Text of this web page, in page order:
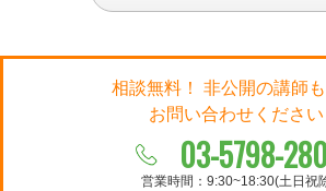
相談無料！ 非公開の講師も
お問い合わせください
03-5798-
営業時間：9:30~18:30(土日祝